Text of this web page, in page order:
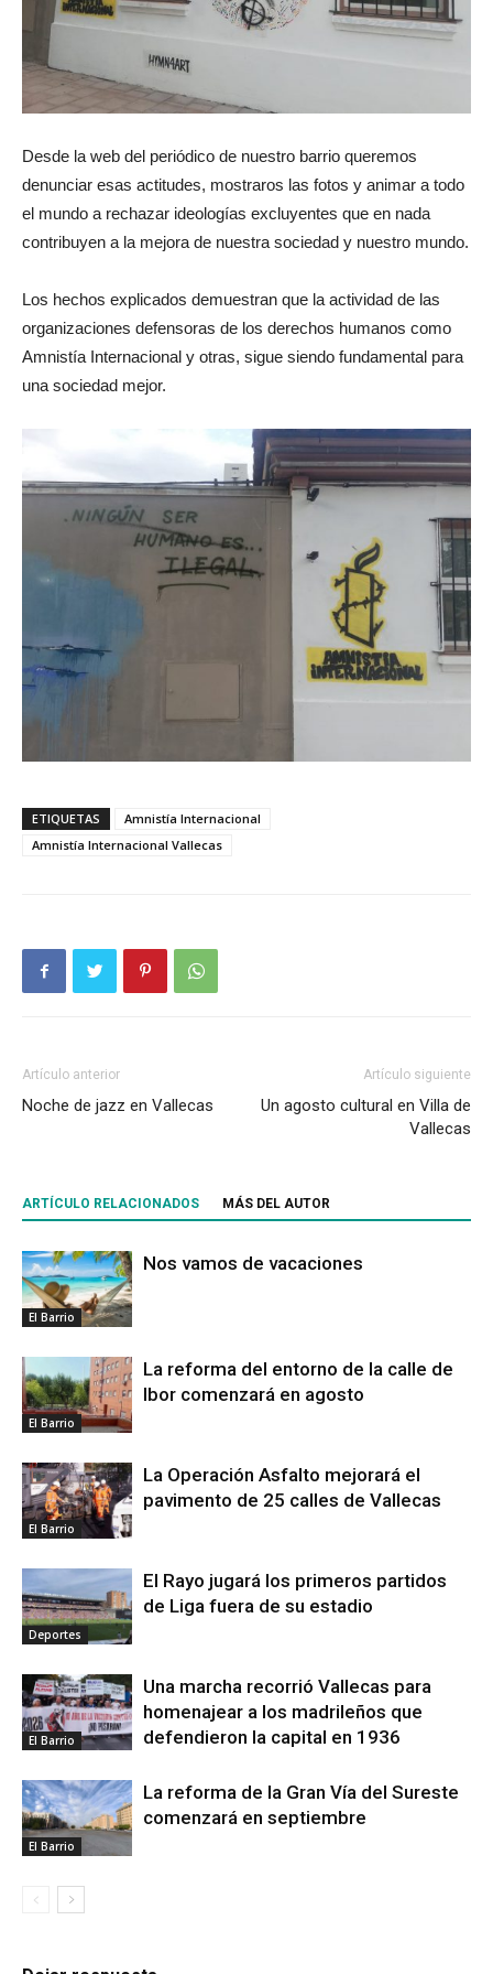
Desde la web del periódico de nuestro barrio queremos
denunciar esas actitudes, mostraros las fotos y animar a todo
el mundo a rechazar ideologías excluyentes que en nada
contribuyen a la mejora de nuestra sociedad y nuestro mundo.
Los hechos explicados demuestran que la actividad de las
organizaciones defensoras de los derechos humanos como
Amnistía Internacional y otras, sigue siendo fundamental para
una sociedad mejor.
ETIQUETAS
Amnistía Internacional
Amnistía Internacional Vallecas
Artículo anterior
Noche de jazz en Vallecas
Artículo siguiente
Un agosto cultural en Villa de
Vallecas
ARTÍCULO RELACIONADOS MÁS DEL AUTOR
El Barrio
Nos vamos de vacaciones
El Barrio
La reforma del entorno de la calle de
Ibor comenzará en agosto
El Barrio
La Operación Asfalto mejorará el
pavimento de 25 calles de Vallecas
Deportes
El Rayo jugará los primeros partidos
de Liga fuera de su estadio
El Barrio
Una marcha recorrió Vallecas para
homenajear a los madrileños que
defendieron la capital en 1936
El Barrio
La reforma de la Gran Vía del Sureste
comenzará en septiembre